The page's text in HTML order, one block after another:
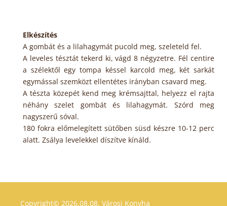
Elkészítés
A gombát és a lilahagymát pucold meg, szeleteld fel.
A leveles tésztát tekerd ki, vágd 8 négyzetre. Fél centire
a szélektől egy tompa késsel karcold meg, két sarkát
egymással szemközt ellentétes irányban csavard meg.
A tészta közepét kend meg krémsajttal, helyezz el rajta
néhány szelet gombát és lilahagymát. Szórd meg
nagyszerű sóval.
180 fokra előmelegített sütőben süsd készre 10-12 perc
alatt. Zsálya levelekkel díszítve kínáld.
Copyright© 2026.08.08. Városi Konyha